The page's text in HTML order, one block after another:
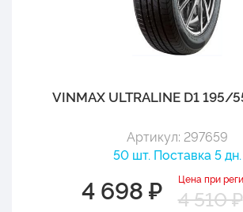
VINMAX ULTRALINE D1 195/
Артикул: 297659
50 шт. Поставка 5 дн.
4 698 ₽ Цена при
4 510 ₽